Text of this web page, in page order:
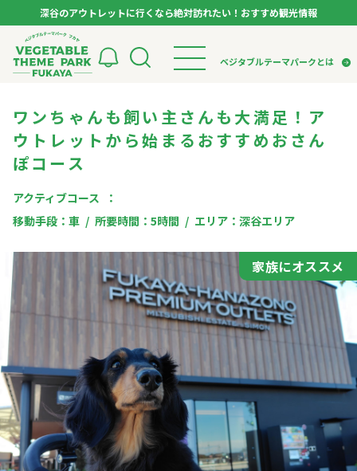
深谷のアウトレットに行くなら絶対訪れたい！おすすめ観光情報
ベジタブルテーマパークとは
トップページ
モデルコース
イベント
特集記事
ベジタブルテーマパークとは
VTPキャストミーティング
パートナー企業について
レシピ集
ワンちゃんも飼い主さんも大満足！ア
ウトレットから始まるおすすめおさん
ぽコース
アクティブコース
移動手段： 車 所要時間： 5時間 エリア： 深谷エリア
家族にオススメ